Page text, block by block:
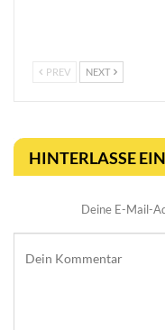
PREV NEXT
HINTERLASSE
Deine E-Mail-